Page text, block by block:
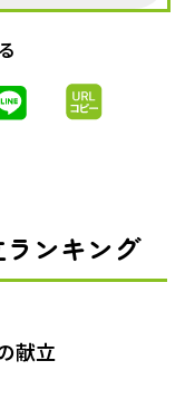
ンキング
献立